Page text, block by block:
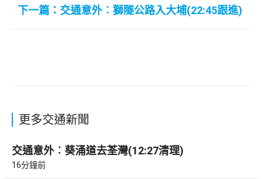
下一篇：交通意外︰獅隧公路入大埔(22:45跟進)
更多交通新聞
交通意外︰葵涌道去荃灣(12:27清理)
16分鐘前